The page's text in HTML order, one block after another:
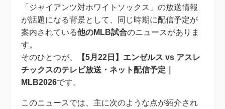
「ジャイアンツ対ホワイトソックス」の放送情報
が話題になる背景として、同じ時期に配信予定が
案内されている他のMLB試合のニュースがありま
す。
そのひとつが、
【5月22日】エンゼルス vs アスレ
チックスのテレビ放送・ネット配信予定｜
MLB2026です。
このニュースでは、主に次のような点が紹介され